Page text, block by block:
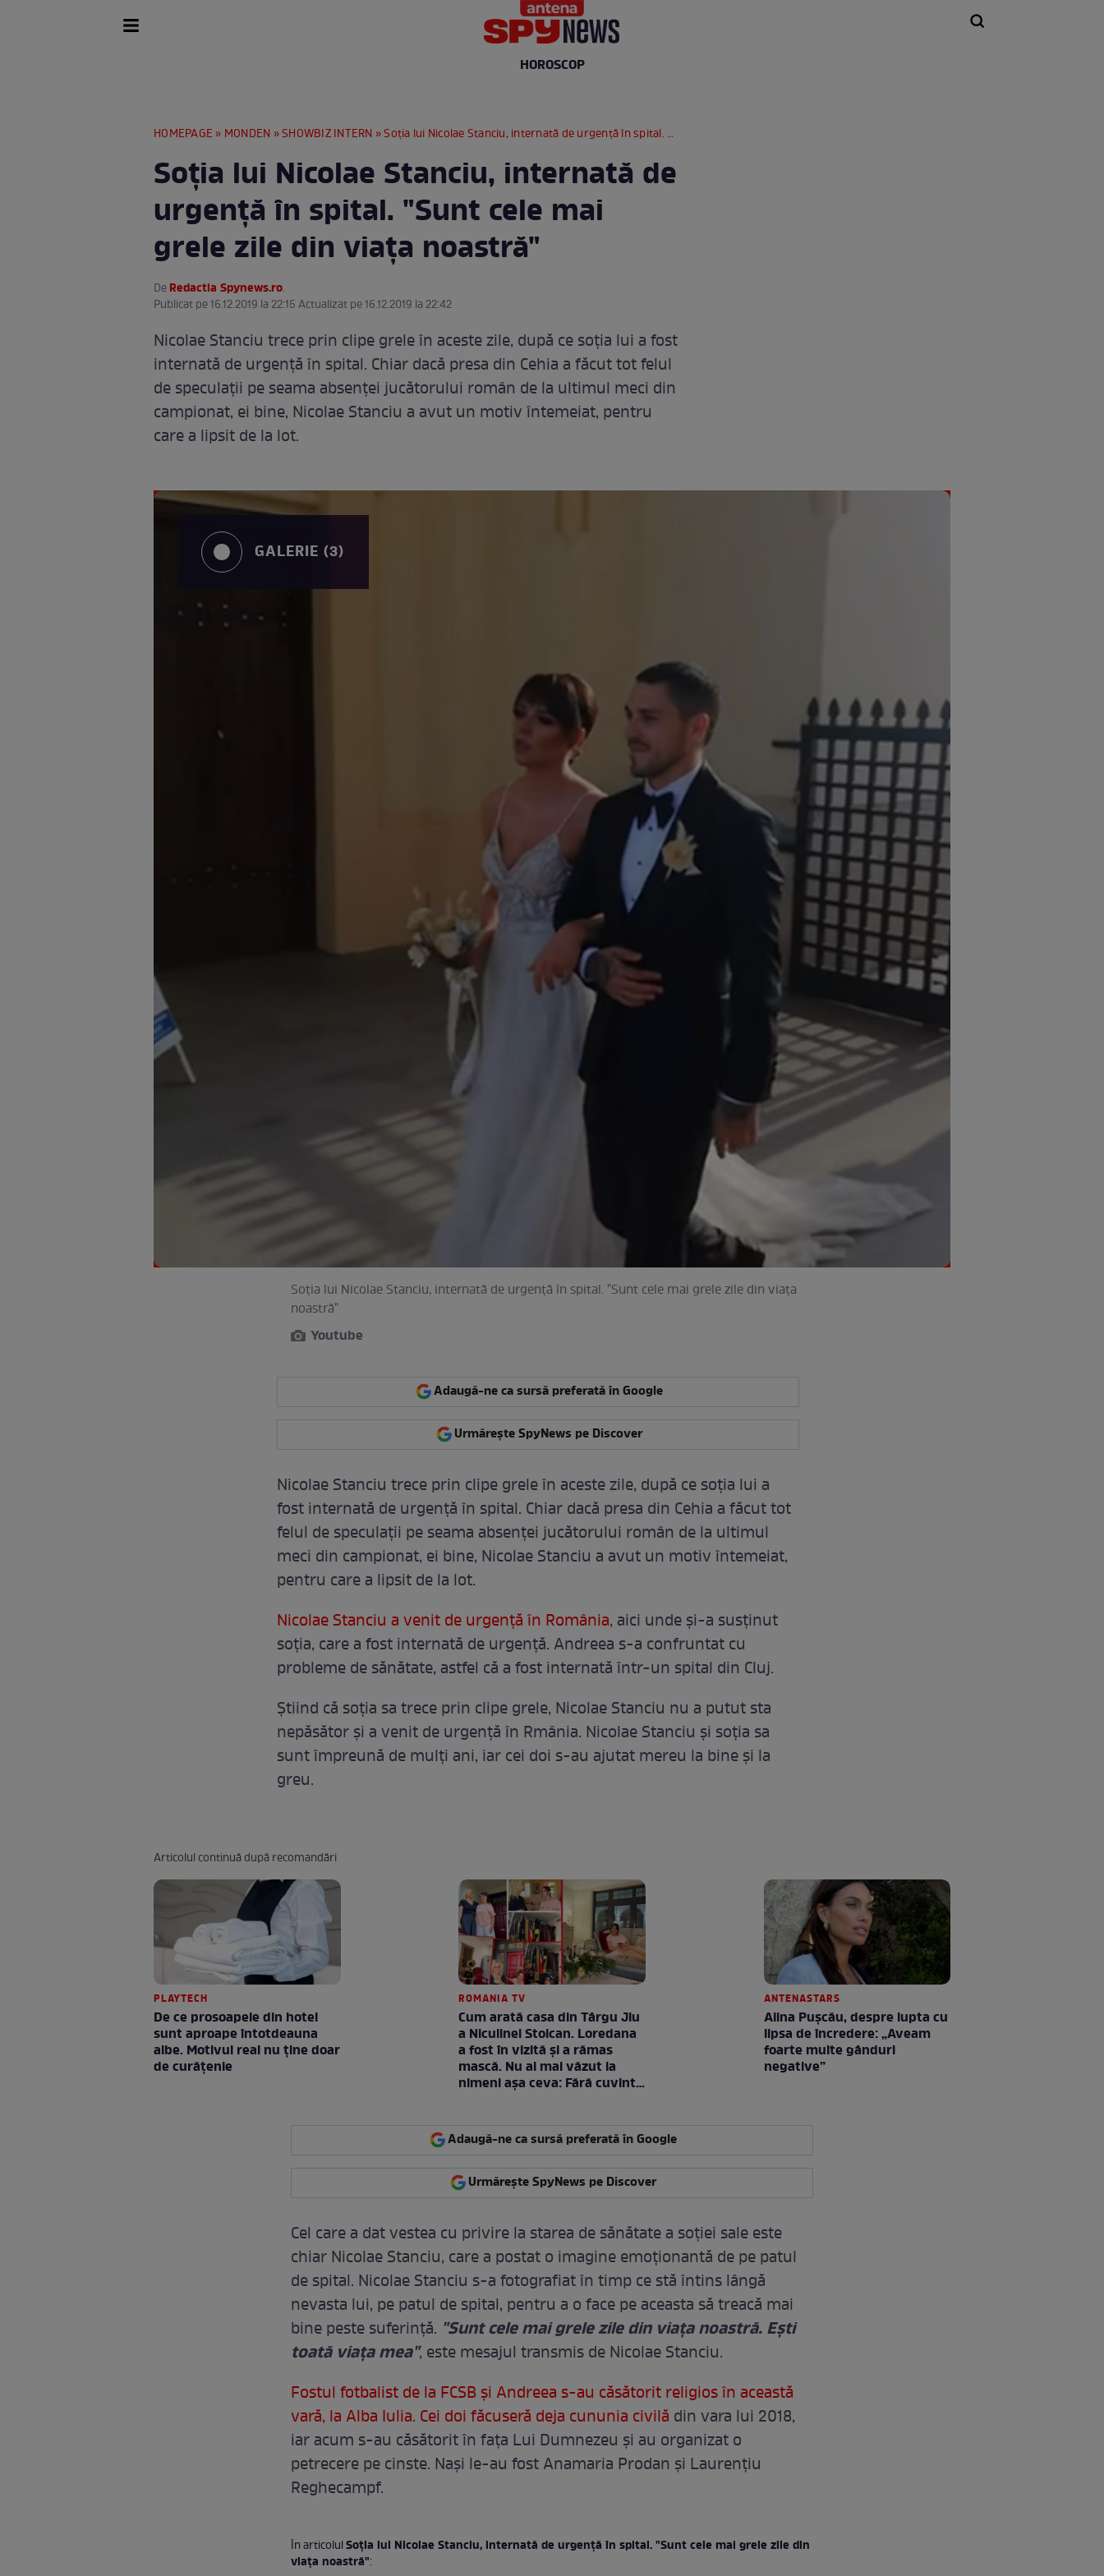
HOROSCOP
HOMEPAGE » MONDEN »SHOWBIZ INTERN » Soţia lui Nicolae Stanciu, internată de urgenţă în spital. "Sunt cele mai grele zile din viaţa noastră"
Soţia lui Nicolae Stanciu, internată de
urgenţă în spital. "Sunt cele mai
grele zile din viaţa noastră"
DeRedactia Spynews.ro.
Publicat pe 16.12.2019 la 22:15 Actualizat pe 16.12.2019 la 22:42
Nicolae Stanciu trece prin clipe grele în aceste zile, după ce soţia lui a fost
internată de urgenţă în spital. Chiar dacă presa din Cehia a făcut tot felul
de speculaţii pe seama absenţei jucătorului român de la ultimul meci din
campionat, ei bine, Nicolae Stanciu a avut un motiv întemeiat, pentru
care a lipsit de la lot.
GALERIE (3)
Soţia lui Nicolae Stanciu, internată de urgenţă în spital. "Sunt cele mai grele zile din viaţa
noastră"
Youtube
Adaugă-ne ca sursă preferată în Google
Urmărește SpyNews pe Discover
Nicolae Stanciu trece prin clipe grele în aceste zile, după ce soţia lui a
fost internată de urgenţă în spital. Chiar dacă presa din Cehia a făcut tot
felul de speculaţii pe seama absenţei jucătorului român de la ultimul
meci din campionat, ei bine, Nicolae Stanciu a avut un motiv întemeiat,
pentru care a lipsit de la lot.
Nicolae Stanciu a venit de urgenţă în România, aici unde şi-a susţinut
soţia, care a fost internată de urgenţă. Andreea s-a confruntat cu
probleme de sănătate, astfel că a fost internată într-un spital din Cluj.
Ştiind că soţia sa trece prin clipe grele, Nicolae Stanciu nu a putut sta
nepăsător şi a venit de urgenţă în Rmânia. Nicolae Stanciu şi soţia sa
sunt împreună de mulţi ani, iar cei doi s-au ajutat mereu la bine şi la
greu.
Articolul continuă după recomandări
PLAYTECH
De ce prosoapele din hotel
sunt aproape întotdeauna
albe. Motivul real nu ține doar
de curățenie
ROMANIA TV
Cum arată casa din Târgu Jiu
a Niculinei Stoican. Loredana
a fost în vizită și a rămas
mască. Nu ai mai văzut la
nimeni așa ceva: Fără cuvinte
ANTENASTARS
Alina Pușcău, despre lupta cu
lipsa de încredere: „Aveam
foarte multe gânduri
negative”
Adaugă-ne ca sursă preferată în Google
Urmărește SpyNews pe Discover
Cel care a dat vestea cu privire la starea de sănătate a soţiei sale este
chiar Nicolae Stanciu, care a postat o imagine emoţionantă de pe patul
de spital. Nicolae Stanciu s-a fotografiat în timp ce stă întins lângă
nevasta lui, pe patul de spital, pentru a o face pe aceasta să treacă mai
bine peste suferinţă. "Sunt cele mai grele zile din viaţa noastră. Eşti
toată viaţa mea", este mesajul transmis de Nicolae Stanciu.
Fostul fotbalist de la FCSB şi Andreea s-au căsătorit religios în această
vară, la Alba Iulia. Cei doi făcuseră deja cununia civilă din vara lui 2018,
iar acum s-au căsătorit în faţa Lui Dumnezeu şi au organizat o
petrecere pe cinste. Naşi le-au fost Anamaria Prodan şi Laurenţiu
Reghecampf.
În articolulSoţia lui Nicolae Stanciu, internată de urgenţă în spital. "Sunt cele mai grele zile din
viaţa noastră":